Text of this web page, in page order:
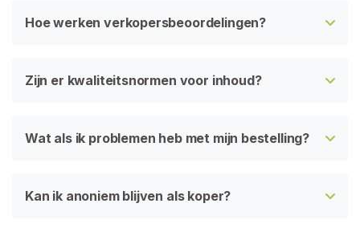
Hoe werken verkopersbeoordelingen?
Zijn er kwaliteitsnormen voor inhoud?
Wat als ik problemen heb met mijn bestelling?
Kan ik anoniem blijven als koper?